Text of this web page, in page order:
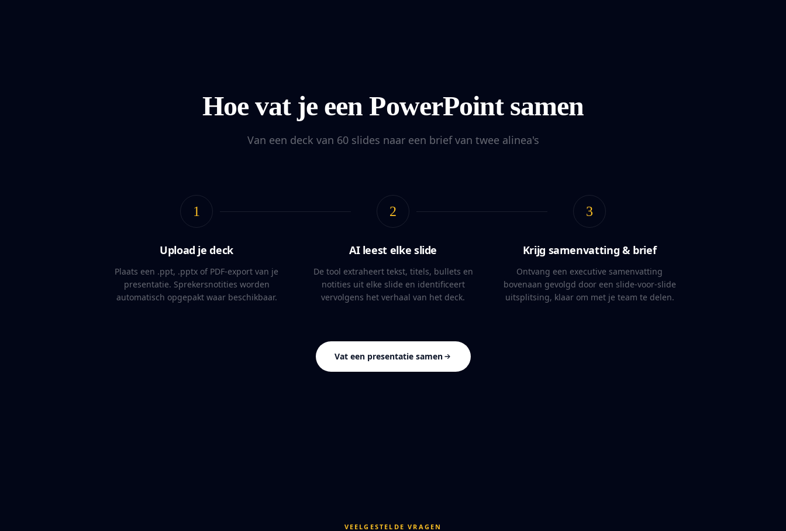
Hoe vat je een PowerPoint samen
Van een deck van 60 slides naar een brief van twee alinea's
1
Upload je deck
Plaats een .ppt, .pptx of PDF-export van je
presentatie. Sprekersnotities worden
automatisch opgepakt waar beschikbaar.
2
AI leest elke slide
De tool extraheert tekst, titels, bullets en
notities uit elke slide en identificeert
vervolgens het verhaal van het deck.
3
Krijg samenvatting & brief
Ontvang een executive samenvatting
bovenaan gevolgd door een slide-voor-slide
uitsplitsing, klaar om met je team te delen.
Vat een presentatie samen
VEELGESTELDE VRAGEN